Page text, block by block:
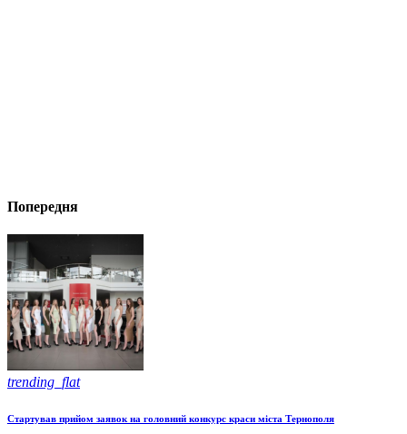
Попередня
trending_flat
Стартував прийом заявок на головний конкурс краси міста Тернополя